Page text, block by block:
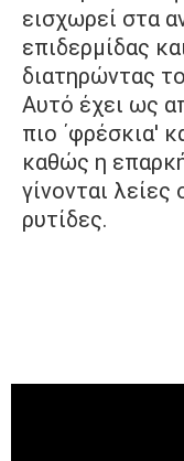
εισχωρεί στα
επιδερμίδας
διατηρώντας το
Αυτό έχει ως
πιο ΄φρέσκια'
καθώς η
γίνονται
ρυτίδες.